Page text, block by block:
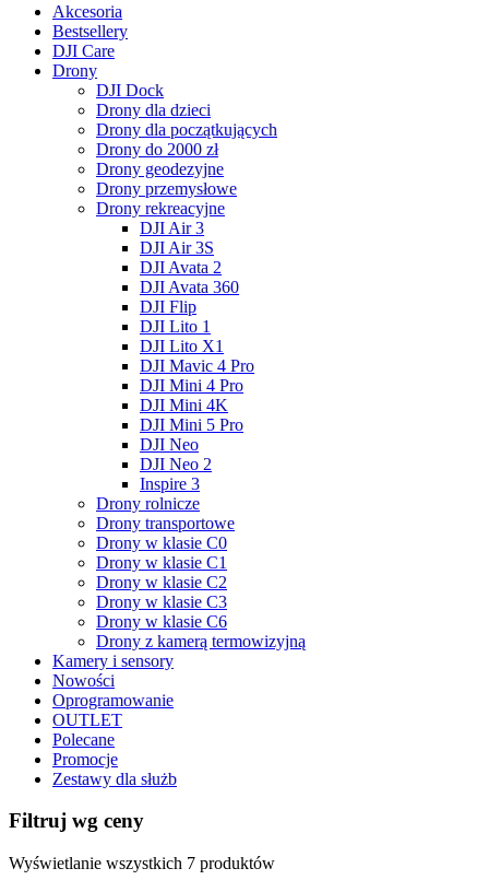
Akcesoria
Bestsellery
DJI Care
Drony
DJI Dock
Drony dla dzieci
Drony dla początkujących
Drony do 2000 zł
Drony geodezyjne
Drony przemysłowe
Drony rekreacyjne
DJI Air 3
DJI Air 3S
DJI Avata 2
DJI Avata 360
DJI Flip
DJI Lito 1
DJI Lito X1
DJI Mavic 4 Pro
DJI Mini 4 Pro
DJI Mini 4K
DJI Mini 5 Pro
DJI Neo
DJI Neo 2
Inspire 3
Drony rolnicze
Drony transportowe
Drony w klasie C0
Drony w klasie C1
Drony w klasie C2
Drony w klasie C3
Drony w klasie C6
Drony z kamerą termowizyjną
Kamery i sensory
Nowości
Oprogramowanie
OUTLET
Polecane
Promocje
Zestawy dla służb
Filtruj wg ceny
Wyświetlanie wszystkich 7 produktów